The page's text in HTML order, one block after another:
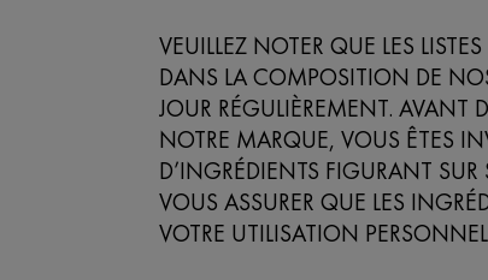
VEUILLEZ NOTER QUE LES
DANS LA COMPOSITION DE
JOUR RÉGULIÈREMENT. AVANT
NOTRE MARQUE, VOUS ÊTES
D’INGRÉDIENTS FIGURANT
VOUS ASSURER QUE LES
VOTRE UTILISATION